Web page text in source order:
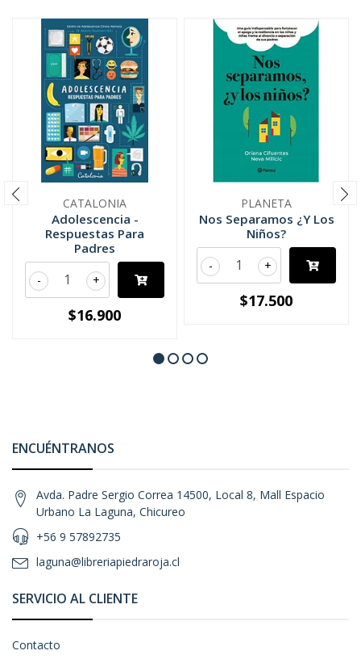
CATALONIA
Adolescencia -
Respuestas Para
Padres
+
-
$16.900
PLANETA
Nos Separamos ¿Y Los
Niños?
+
-
$17.500
ENCUÉNTRANOS
Avda. Padre Sergio Correa 14500, Local 8, Mall Espacio
Urbano La Laguna, Chicureo
+56 9 57892735
laguna@libreriapiedraroja.cl
SERVICIO AL CLIENTE
Contacto